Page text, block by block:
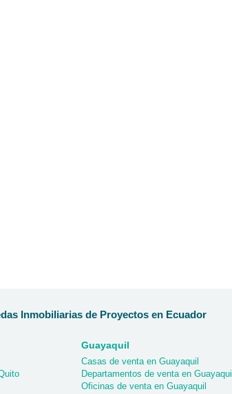
Inmobiliarias de Proyectos en Ecuador
Guayaquil
Casas de venta en Guayaquil
Departamentos de venta en Guayaquil
Oficinas de venta en Guayaquil